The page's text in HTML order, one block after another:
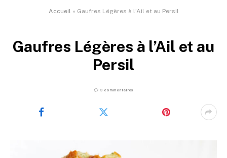
Accueil » Gaufres Légères à l’Ail et au Persil
Gaufres Légères à l’Ail et au
Persil
3 commentaires